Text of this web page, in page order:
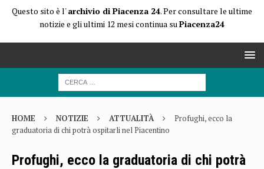
Questo sito è l'archivio di Piacenza 24. Per consultare le ultime
notizie e gli ultimi 12 mesi continua suPiacenza24
HOME NOTIZIE ATTUALITÀ
Profughi, ecco la
graduatoria di chi potrà ospitarli nel Piacentino
Profughi, ecco la graduatoria di chi potrà